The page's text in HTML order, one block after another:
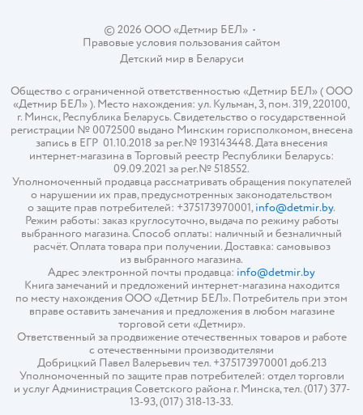
© 2026 ООО «Детмир БЕЛ»•
Правовые условия пользования сайтом
Детский мир в Беларуси
Общество с ограниченной ответственностью «Детмир БЕЛ» ( ООО
«Детмир БЕЛ» ). Место нахождения: ул. Кульман, 3, пом. 319, 220100,
г. Минск, Республика Беларусь. Свидетельство о государственной
регистрации № 0072500 выдано Минским горисполкомом, внесена
запись в ЕГР 01.10.2018 за рег.№ 193143448. Дата внесения
интернет-магазина в Торговый реестр Республики Беларусь:
09.09.2021 за рег.№ 518552.
Уполномоченный продавца рассматривать обращения покупателей
о нарушении их прав, предусмотренных законодательством
о защите прав потребителей: +375173970001,info@detmir.by.
Режим работы: заказ круглосуточно, выдача по режиму работы
выбранного магазина. Способ оплаты: наличный и безналичный
расчёт. Оплата товара при получении. Доставка: самовывоз
из выбранного магазина.
Адрес электронной почты продавца: info@detmir.by
Книга замечаний и предложений интернет-магазина находится
по месту нахождения ООО «Детмир БЕЛ». Потребитель при этом
вправе оставить замечания и предложения в любом магазине
торговой сети «Детмир».
Ответственный за продвижение отечественных товаров и работе
с отечественными производителями
Добрицкий Павел Валерьевич тел. +375173970001 доб.213
Уполномоченный по защите прав потребителей: отдел торговли
и услуг Администрация Советского района г. Минска, тел. (017) 377-
13-93, (017) 318-13-33.